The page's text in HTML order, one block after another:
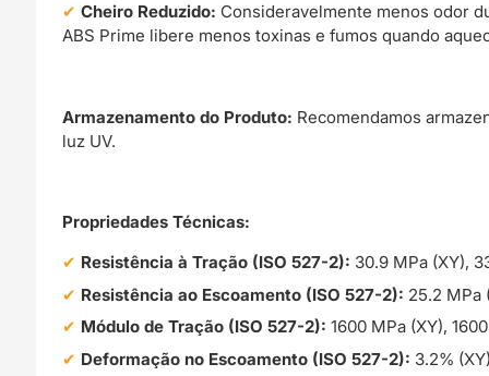
Cheiro Reduzido: Consideravelmente menos odor
ABS Prime libere menos toxinas e fumos quando
Armazenamento do Produto: Recomendamos
luz UV.
Propriedades Técnicas:
Resistência à Tração (ISO 527-2): 30.9 MPa (XY),
Resistência ao Escoamento (ISO 527-2): 25.2 MPa
Módulo de Tração (ISO 527-2): 1600 MPa (XY),
Deformação no Escoamento (ISO 527-2): 3.2%